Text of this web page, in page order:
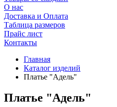
О нас
Доставка и Оплата
Таблица размеров
Прайс лист
Контакты
Главная
Каталог изделий
Платье "Адель"
Платье "Адель"